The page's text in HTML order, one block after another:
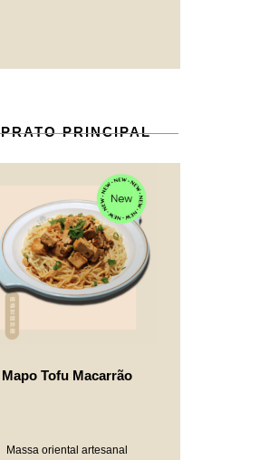
PRATO PRINCIPAL
Mapo Tofu Macarrão
Massa oriental artesanal